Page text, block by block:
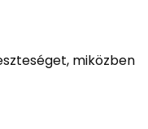
miközben